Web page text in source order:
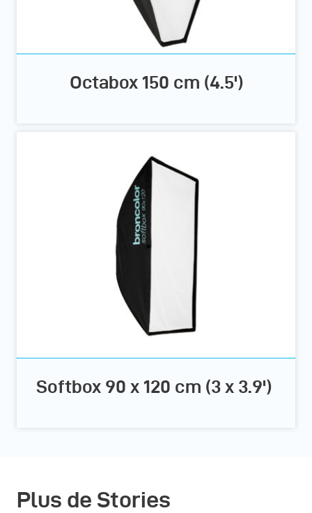
Octabox 150 cm (4.5')
Softbox 90 x 120 cm (3 x 3.9')
Plus de Stories